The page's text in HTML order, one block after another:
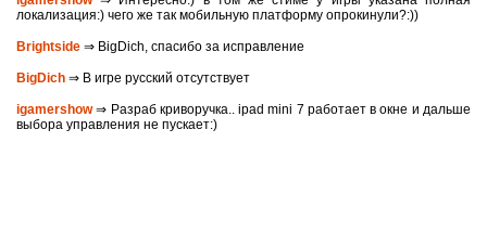
локализация:) чего же так мобильную платформу опрокинули?:))
Brightside ⇒ BigDich, спасибо за исправление
BigDich ⇒ В игре русский отсутствует
igamershow⇒ Разраб криворучка.. ipad mini 7 работает в окне и дальше
выбора управления не пускает:)